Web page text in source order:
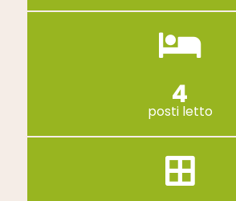
4
posti letto